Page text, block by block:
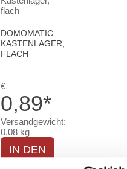
DOMOMATIC
KASTENLAGER,
FLACH
€
0,89*
Versandgewicht:
0.08 kg
IN DEN